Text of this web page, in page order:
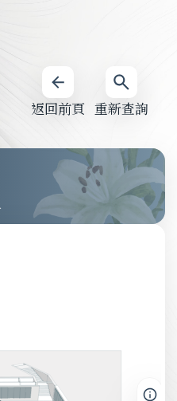
重新查詢
返回前頁